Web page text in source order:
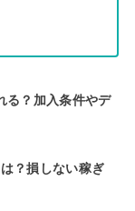
る？加入条件やデ
？損しない稼ぎ